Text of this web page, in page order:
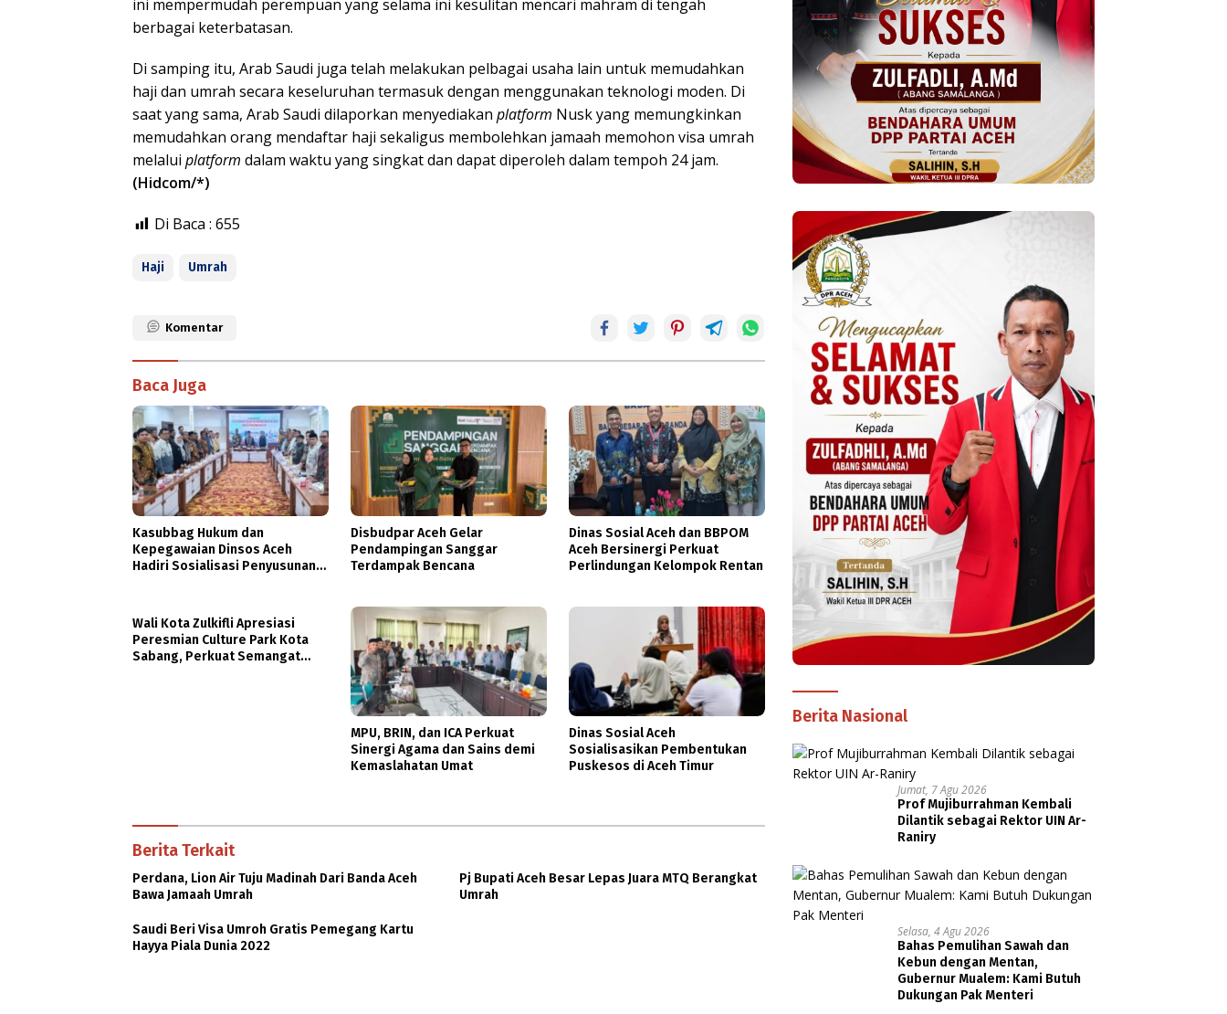
ini mempermudah perempuan yang selama ini kesulitan mencari mahram di tengah
berbagai keterbatasan.
Di samping itu, Arab Saudi juga telah melakukan pelbagai usaha lain untuk memudahkan
haji dan umrah secara keseluruhan termasuk dengan menggunakan teknologi moden. Di
saat yang sama, Arab Saudi dilaporkan menyediakan platform Nusk yang memungkinkan
memudahkan orang mendaftar haji sekaligus membolehkan jamaah memohon visa umrah
melalui platform dalam waktu yang singkat dan dapat diperoleh dalam tempoh 24 jam.
(Hidcom/*)
Di Baca : 655
Haji Umrah
Komentar
Baca Juga
Kasubbag Hukum dan
Kepegawaian Dinsos Aceh
Hadiri Sosialisasi Penyusunan
Disbudpar Aceh Gelar
Pendampingan Sanggar
Terdampak Bencana
Dinas Sosial Aceh dan BBPOM
Aceh Bersinergi Perkuat
Perlindungan Kelompok Rentan
Wali Kota Zulkifli Apresiasi
Peresmian Culture Park Kota
Sabang, Perkuat Semangat
MPU, BRIN, dan ICA Perkuat
Sinergi Agama dan Sains demi
Kemaslahatan Umat
Dinas Sosial Aceh
Sosialisasikan Pembentukan
Puskesos di Aceh Timur
Berita Terkait
Perdana, Lion Air Tuju Madinah Dari Banda Aceh
Bawa Jamaah Umrah
Pj Bupati Aceh Besar Lepas Juara MTQ Berangkat
Umrah
Saudi Beri Visa Umroh Gratis Pemegang Kartu
Hayya Piala Dunia 2022
Berita Nasional
Jumat, 7 Agu 2026
Prof Mujiburrahman Kembali
Dilantik sebagai Rektor UIN Ar-
Raniry
Selasa, 4 Agu 2026
Bahas Pemulihan Sawah dan
Kebun dengan Mentan,
Gubernur Mualem: Kami Butuh
Dukungan Pak Menteri